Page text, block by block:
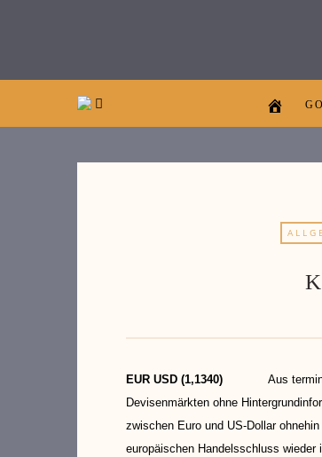
EUR USD (1,1340) Aus
Devisenmärkten ohne
zwischen Euro und US-Dollar
europäischen Handelsschluss